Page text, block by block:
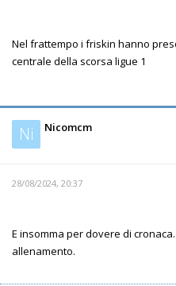
Nel frattempo i friskin hanno
centrale della scorsa ligue 1
Ni Nicomcm
28/08/2024, 20:37
E insomma per dovere di
allenamento.